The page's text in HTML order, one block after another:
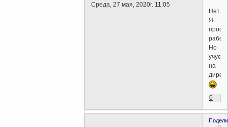
Среда, 27 мая, 2020г. 11:05
Нет.
Я
Но
учусь
на
0